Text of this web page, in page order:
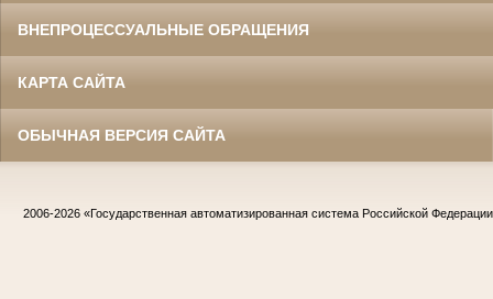
ВНЕПРОЦЕССУАЛЬНЫЕ ОБРАЩЕНИЯ
КАРТА САЙТА
ОБЫЧНАЯ ВЕРСИЯ САЙТА
2006-2026 «Государственная автоматизированная система Российской